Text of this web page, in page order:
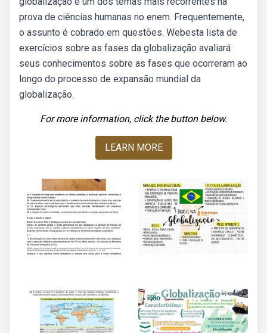
prova de ciências humanas no enem. Frequentemente,
o assunto é cobrado em questões. Webesta lista de
exercícios sobre as fases da globalização avaliará
seus conhecimentos sobre as fases que ocorreram ao
longo do processo de expansão mundial da
globalização.
For more information, click the button below.
LEARN MORE